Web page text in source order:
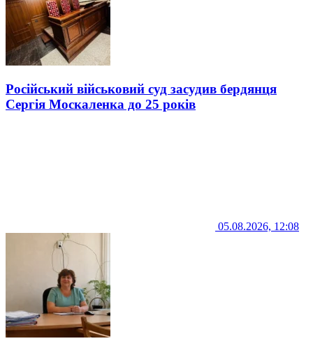
Російський військовий суд засудив бердянця
Сергія Москаленка до 25 років
05.08.2026, 12:08